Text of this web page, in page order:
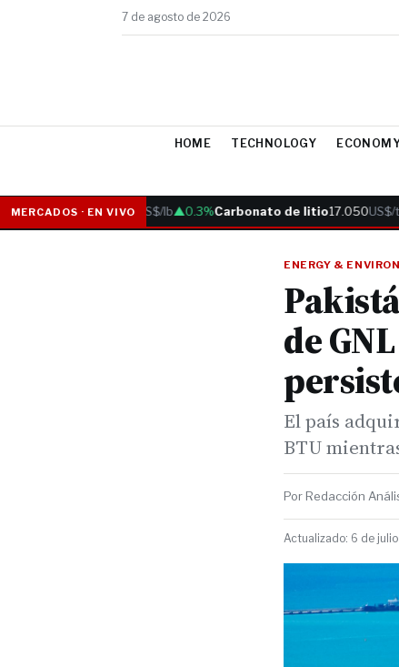
7 de agosto de 2026
HOME TECHNOLOGY
MERCADOS · EN VIVO
Cobre6.05US$/lb▲0.3%Carbonato de litio17.050US$/t
ENERGY &
de
El país
BTU
Por Redacción
Actualizado: 6 de